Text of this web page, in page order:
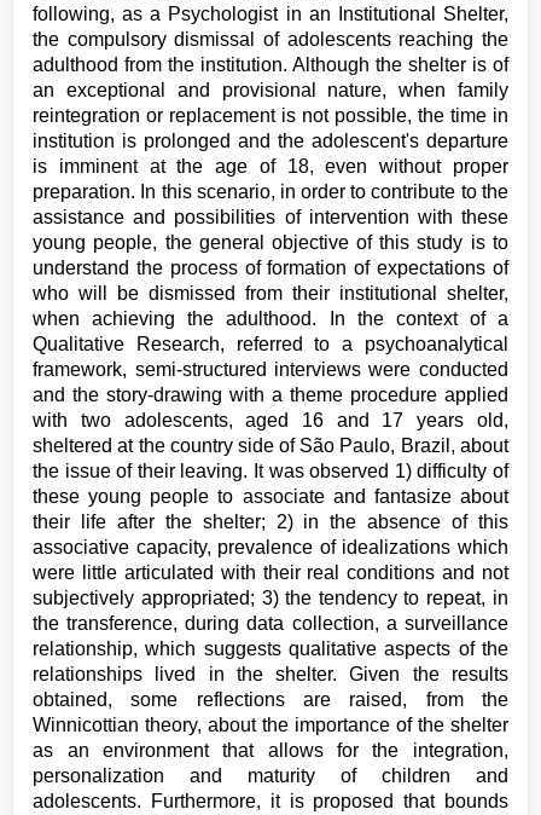
following, as a Psychologist in an Institutional Shelter,
the compulsory dismissal of adolescents reaching the
adulthood from the institution. Although the shelter is of
an exceptional and provisional nature, when family
reintegration or replacement is not possible, the time in
institution is prolonged and the adolescent's departure
is imminent at the age of 18, even without proper
preparation. In this scenario, in order to contribute to the
assistance and possibilities of intervention with these
young people, the general objective of this study is to
understand the process of formation of expectations of
who will be dismissed from their institutional shelter,
when achieving the adulthood. In the context of a
Qualitative Research, referred to a psychoanalytical
framework, semi-structured interviews were conducted
and the story-drawing with a theme procedure applied
with two adolescents, aged 16 and 17 years old,
sheltered at the country side of São Paulo, Brazil, about
the issue of their leaving. It was observed 1) difficulty of
these young people to associate and fantasize about
their life after the shelter; 2) in the absence of this
associative capacity, prevalence of idealizations which
were little articulated with their real conditions and not
subjectively appropriated; 3) the tendency to repeat, in
the transference, during data collection, a surveillance
relationship, which suggests qualitative aspects of the
relationships lived in the shelter. Given the results
obtained, some reflections are raised, from the
Winnicottian theory, about the importance of the shelter
as an environment that allows for the integration,
personalization and maturity of children and
adolescents. Furthermore, it is proposed that bounds